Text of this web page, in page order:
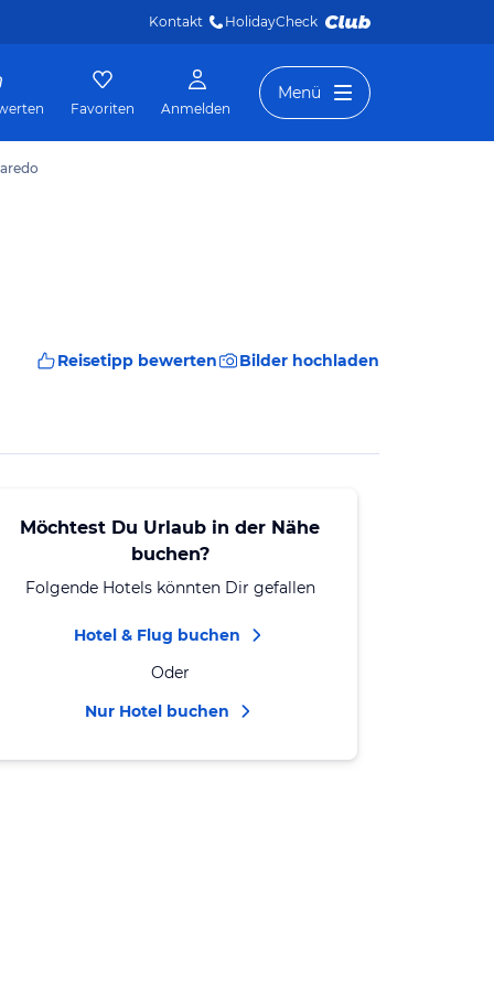
Kontakt HolidayCheck
Favoriten Anmelden
Menü
Reisetipp bewerten Bilder hochladen
Möchtest Du Urlaub in der Nähe
buchen?
Folgende Hotels könnten Dir gefallen
Hotel & Flug buchen
Oder
Nur Hotel buchen